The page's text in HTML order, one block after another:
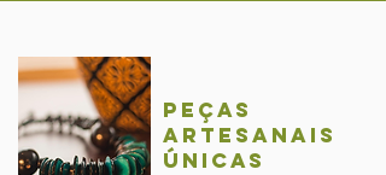
Peças
Artesanais
únicas